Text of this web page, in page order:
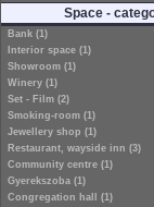
Space -
Bank (1)
Interior space (1)
Showroom (1)
Winery (1)
Set - Film (2)
Smoking-room (1)
Jewellery shop (1)
Restaurant, wayside inn (3)
Community centre (1)
Gyerekszoba (1)
Congregation hall (1)